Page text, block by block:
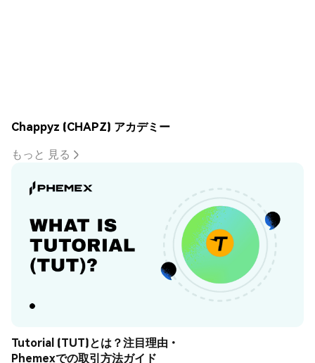
Chappyz (CHAPZ) アカデミー
もっと 見る
Tutorial (TUT)とは？注目理由・
Phemexでの取引方法ガイド